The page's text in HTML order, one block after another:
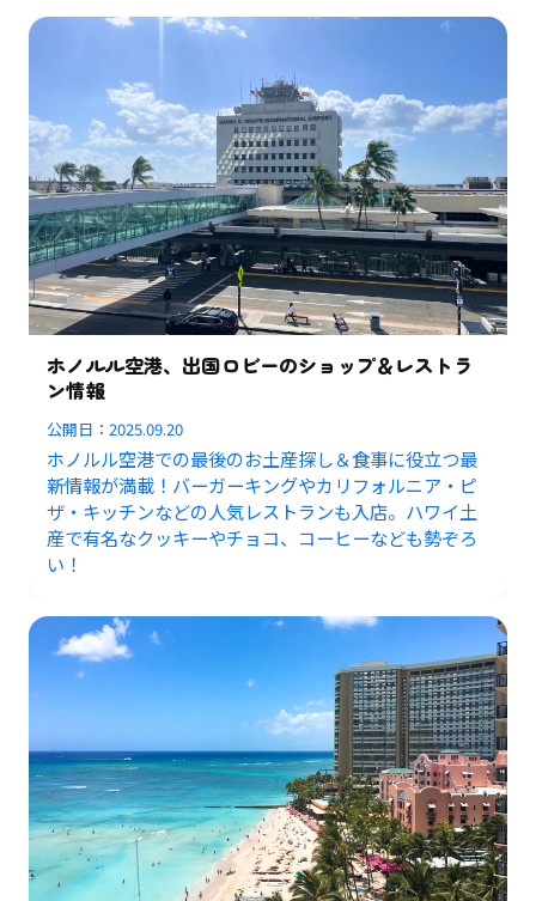
ホノルル空港、出国ロビーのショップ＆レストラ
ン情報
公開日：2025.09.20
ホノルル空港での最後のお土産探し＆食事に役立つ最
新情報が満載！バーガーキングやカリフォルニア・ピ
ザ・キッチンなどの人気レストランも入店。ハワイ土
産で有名なクッキーやチョコ、コーヒーなども勢ぞろ
い！